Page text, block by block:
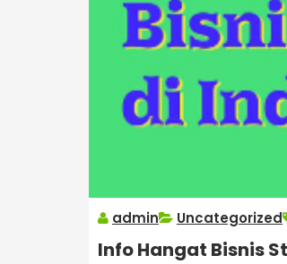
admin Uncategorized
Info Hangat Bisnis